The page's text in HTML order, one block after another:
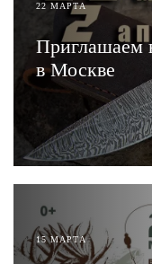
22 МАРТА
Приглашаем
в Москве
ЧИТАТЬ
15 МАРТА